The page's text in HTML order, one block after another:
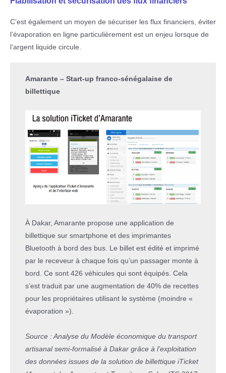
C’est également un moyen de sécuriser les flux financiers, éviter
l’évaporation en ligne particulièrement est un enjeu lorsque de
l’argent liquide circule.
Amarante – Start-up franco-sénégalaise de
billettique
À Dakar, Amarante propose une application de
billettique sur smartphone et des imprimantes
Bluetooth à bord des bus. Le billet est édité et imprimé
par le receveur à chaque fois qu’un passager monte à
bord. Ce sont 426 véhicules qui sont équipés. Cela
s’est traduit par une augmentation de 40% de recettes
pour les propriétaires utilisant le système (moindre «
évaporation »).
Source : Analyse du Modèle économique du transport
artisanal semi-formalisé à Dakar grâce à l’exploitation
des données issues de la solution de billettique iTicket